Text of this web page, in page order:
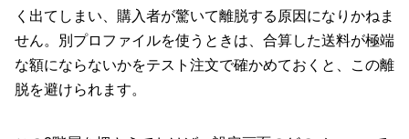
く出てしまい、購入者が驚いて離脱する原因になりかねま
せん。別プロファイルを使うときは、合算した送料が極端
な額にならないかをテスト注文で確かめておくと、この離
脱を避けられます。